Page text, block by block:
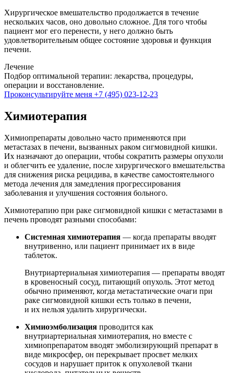
Хирургическое вмешательство продолжается в течение
нескольких часов, оно довольно сложное. Для того чтобы
пациент мог его перенести, у него должно быть
удовлетворительным общее состояние здоровья и функция
печени.
Лечение
Подбор оптимальной терапии: лекарства, процедуры,
операции и восстановление.
Проконсультируйте меня +7 (495) 023-12-23
Химиотерапия
Химиопрепараты довольно часто применяются при
метастазах в печени, вызванных раком сигмовидной кишки.
Их назначают до операции, чтобы сократить размеры опухоли
и облегчить ее удаление, после хирургического вмешательства
для снижения риска рецидива, в качестве самостоятельного
метода лечения для замедления прогрессирования
заболевания и улучшения состояния больного.
Химиотерапию при раке сигмовидной кишки с метастазами в
печень проводят разными способами:
Системная химиотерапия — когда препараты вводят
внутривенно, или пациент принимает их в виде
таблеток.
Внутриартериальная химиотерапия — препараты вводят
в кровеносный сосуд, питающий опухоль. Этот метод
обычно применяют, когда метастатические очаги при
раке сигмовидной кишки есть только в печени,
и их нельзя удалить хирургически.
Химиоэмболизация проводится как
внутриартериальная химиотерапия, но вместе с
химиопрепаратом вводят эмболизирующий препарат в
виде микросфер, он перекрывает просвет мелких
сосудов и нарушает приток к опухолевой ткани